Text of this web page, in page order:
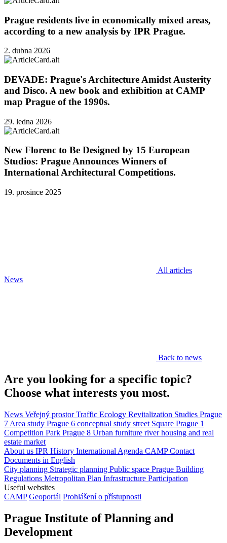
Prague residents live in economically mixed areas,
according to a new analysis by IPR Prague.
2. dubna 2026
DEVADE: Prague's Architecture Amidst Austerity
and Disco. A new book and exhibition at CAMP
map Prague of the 1990s.
29. ledna 2026
New Florenc to Be Designed by 15 European
Studios: Prague Announces Winners of
International Architectural Competitions.
19. prosince 2025
All articles
News
Back to news
Are you looking for a specific topic?
Choose what interests you most.
News Veřejný prostorTraffic Ecology Revitalization Studies Prague
7 Area study Prague 6 conceptual study street Square Prague 1
Competition Park Prague 8 Urban furniture riverhousing and real
estate market
About us IPR History International Agenda CAMPContact
Documents in English
City planning Strategic planning Public space Prague Building
Regulations Metropolitan Plan Infrastructure Participation
Useful websites
CAMP Geoportál Prohlášení o přístupnosti
Prague Institute of Planning and
Development